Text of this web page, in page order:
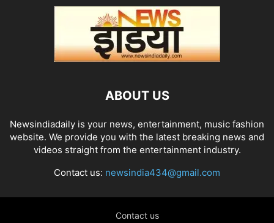
ABOUT US
Newsindiadaily is your news, entertainment, music fashion
website. We provide you with the latest breaking news and
videos straight from the entertainment industry.
Contact us: newsindia434@gmail.com
Contact us